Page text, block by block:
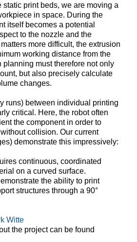
print beds, we are moving a
in space. During the
itself becomes a potential
to the nozzle and the
more difficult, the extrusion
working distance from the
planning must therefore not only
but also precisely calculate
changes.
runs) between individual printing
critical. Here, the robot often
the component in order to
collision. Our current
demonstrate this impressively:
continuous, coordinated
on a curved surface.
the ability to print
structures through a 90°
Witte
the project can be found